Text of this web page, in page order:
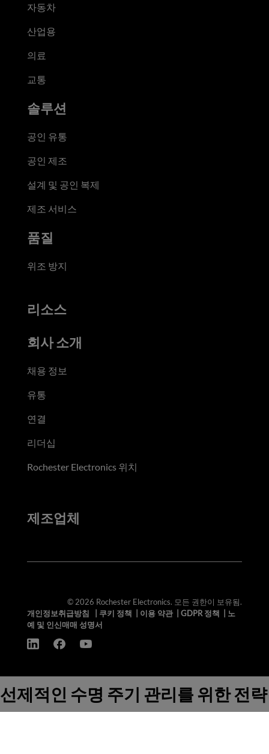
자동차
산업용
의료
교통
솔루션
공인 유통
공인 제조
설계 및 공인 복제
제조 서비스
품질
위조 방지
리소스
회사 소개
채용 정보
유통
연결
리더십
Rochester Electronics 위치
제조업체
© 2026 Rochester Electronics. 모든 권한이 보유됨.
개인정보취급방침
쿠키 정책 이용 약관| GDPR 정책
노
예 및 인신매매 성명서
선제적인 수명 주기 관리를 위한 전략